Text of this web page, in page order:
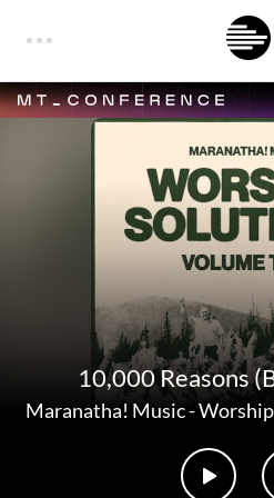
10,000 Reasons
Maranatha! Music-